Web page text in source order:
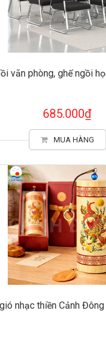
văn phòng, ghế ngồi
685.000₫
MUA HÀNG
nhạc thiền Cảnh